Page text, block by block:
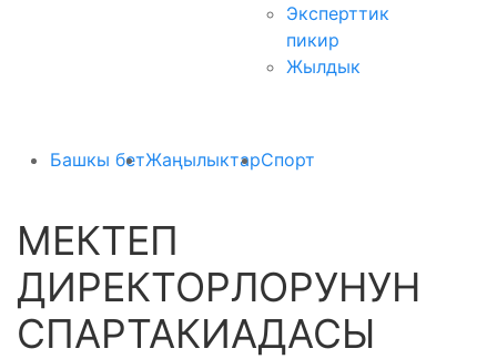
Эксперттик
пикир
Жылдык
Башкы бетЖаңылыктарСпорт
МЕКТЕП
ДИРЕКТОРЛОРУНУН
СПАРТАКИАДАСЫ